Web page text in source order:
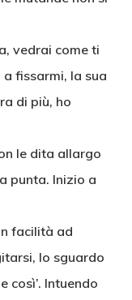
vedrai come ti
a fissarmi, la sua
di più, ho
le dita allargo
punta. Inizio a
facilità ad
lo sguardo
così’. Intuendo